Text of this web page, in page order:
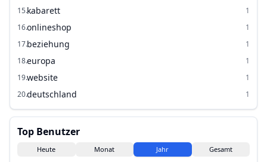
15.kabarett
1
16.onlineshop
1
17.beziehung
1
18.europa
1
19.website
1
20.deutschland 1
Top Benutzer
Heute Monat Jahr Gesamt